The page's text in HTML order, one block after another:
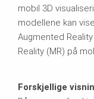
mobil 3D
modellene kan
Augmented Reality
Reality (MR) på
Forskjellige